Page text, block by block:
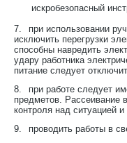
искробезопасный
7.
при использовании
исключить перегрузки
способны навредить
удару работника
питание следует
8.
при работе следует
предметов. Рассеивание
контроля над ситуацией
9.
проводить работы в